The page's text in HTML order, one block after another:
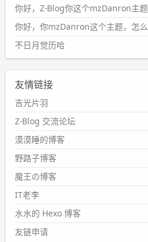
#PubWordVSCode 内 git 操作
一直是个痛点，一般都是推送或
了。。
wdssmq
2024-09-11 08:45:43
#PubWord
然后天凉了，为了应对踢被子买
会略窄。。
wdssmq
2024-09-09 19:43:00
#PubWord
表，21 年 11 月底发现 B 站上线
完，还是分两次看的。。接下来
电影 —— 略长的待办列表。。
不日月觉历哈
友情链接
吉光片羽
Z-Blog 交流论坛
漠漠睡的博客
野路子博客
魔王の博客
IT老李
水水的 Hexo 博客
友链申请